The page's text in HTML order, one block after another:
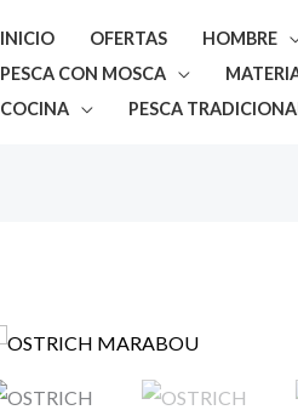
INICIO OFERTAS HOMBRE
PESCA CON MOSCA
COCINA
PESCA